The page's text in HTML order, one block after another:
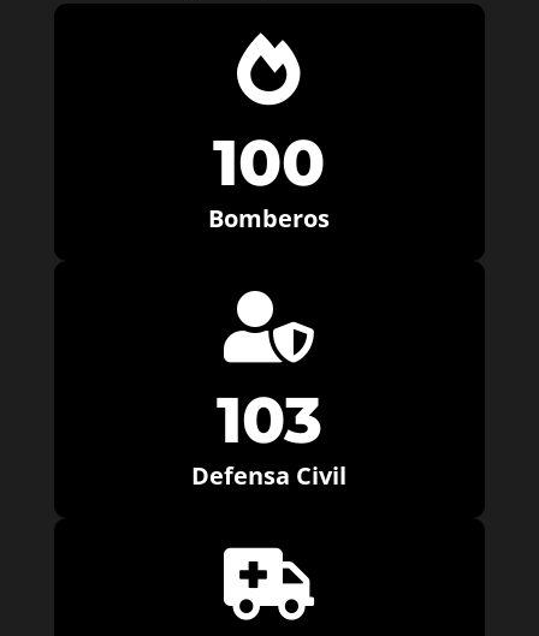

100
Bomberos

103
Defensa Civil
